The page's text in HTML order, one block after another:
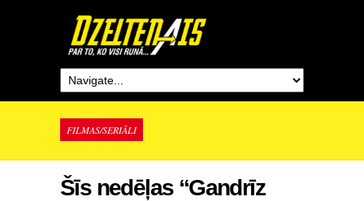
FILMAS/SERIĀLI
Šīs nedēļas “Gandrīz